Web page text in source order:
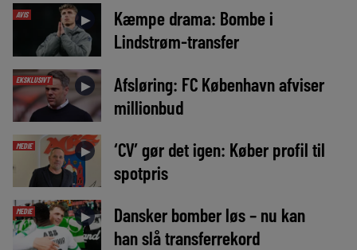
AVIS ►
Kæmpe drama: Bombe i
Lindstrøm-transfer
EKSKLUSIVT ►
Afsløring: FC København afviser
millionbud
MEDIE ►
‘CV’ gør det igen: Køber profil til
spotpris
MEDIE ►
Dansker bomber løs – nu kan
han slå transferrekord